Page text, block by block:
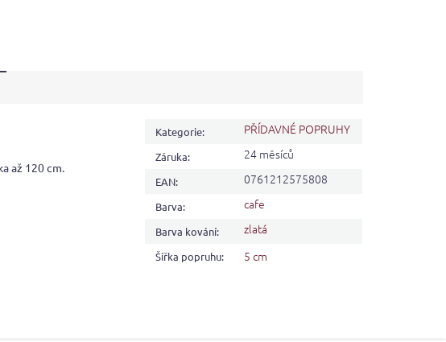
až 120 cm.
Kategorie: PŘÍDAVNÉ POPRUHY
Záruka: 24 měsíců
EAN: 0761212575808
Barva: cafe
Barva kování: zlatá
Šířka popruhu: 5 cm